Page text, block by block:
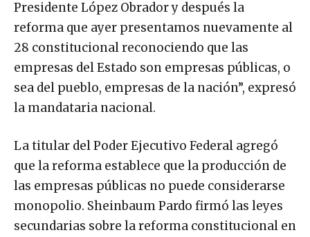
Presidente López Obrador y después la
reforma que ayer presentamos nuevamente al
28 constitucional reconociendo que las
empresas del Estado son empresas públicas, o
sea del pueblo, empresas de la nación”, expresó
la mandataria nacional.
La titular del Poder Ejecutivo Federal agregó
que la reforma establece que la producción de
las empresas públicas no puede considerarse
monopolio. Sheinbaum Pardo firmó las leyes
secundarias sobre la reforma constitucional en